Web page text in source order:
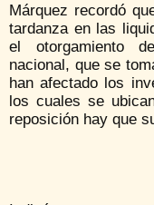
Márquez recordó
tardanza en las
el otorgamiento
nacional, que se
han afectado los
los cuales se
reposición hay que